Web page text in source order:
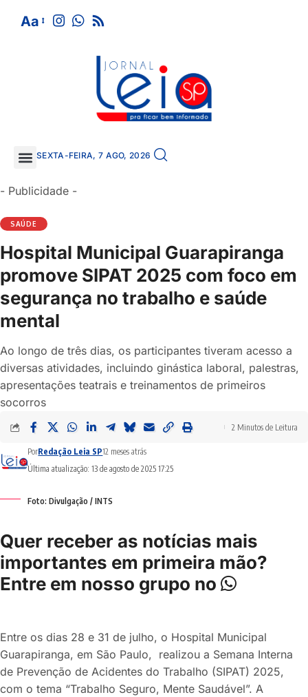
Aa
SEXTA-FEIRA, 7 AGO, 2026
- Publicidade -
SAÚDE
Hospital Municipal Guarapiranga
promove SIPAT 2025 com foco em
segurança no trabalho e saúde
mental
Ao longo de três dias, os participantes tiveram acesso a
diversas atividades, incluindo ginástica laboral, palestras,
apresentações teatrais e treinamentos de primeiros
socorros
Última atualização: 13 de agosto de 2025 17:25
PorRedação Leia SP12 meses atrás
2 Minutos de Leitura
Foto: Divulgação / INTS
Quer receber as notícias mais
importantes em primeira mão?
Entre em nosso grupo no
Entre os dias 28 e 31 de julho, o Hospital Municipal
Guarapiranga, em São Paulo, realizou a Semana Interna
de Prevenção de Acidentes do Trabalho (SIPAT) 2025,
com o tema “Trabalho Seguro, Mente Saudável”. A